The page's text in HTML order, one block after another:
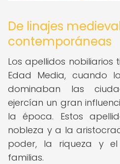
De linajes
contemporáneas
Los apellidos nobiliarios
Edad Media, cuando
dominaban las
ejercían un gran
la época. Estos
nobleza y a la
poder, la riqueza y
familias.